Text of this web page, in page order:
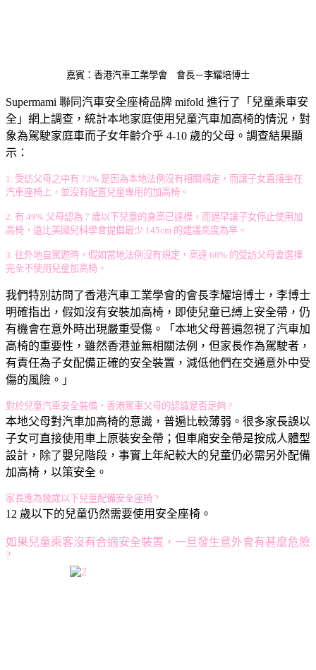
嘉賓：香港汽車工業學會 會長－李耀培博士
Supermami 聯同汽車安全座椅品牌 mifold 進行了「兒童乘車安
全」網上調查，統計本地家庭使用兒童汽車加高椅的情況，對
象為駕駛家庭車而子女年齡介乎 4-10 歲的父母。調查結果顯
示：
1. 受訪父母之中有 73% 是因為本地法例沒有相關規定，而讓子女直接坐在
汽車座椅上，並沒有配置兒童專用的加高椅。
2. 有 49% 父母認為 7 歲以下兒童的身高已達標，而過早讓子女停止使用加
高椅，遠比美國兒科學會提倡最少 145cm 的建議高度為早。
3. 往外地自駕遊時，假如當地法例沒有規定，高達 68% 的受訪父母會選擇
完全不使用兒童加高椅。
我們特別訪問了香港汽車工業學會的會長李耀培博士，李博士
明確指出，假如沒有安裝加高椅，即使兒童已縛上安全帶，仍
有機會在意外時出現嚴重受傷。「本地父母普遍忽視了汽車加
高椅的重要性，雖然香港並無相關法例，但家長作為駕駛者，
有責任為子女配備正確的安全裝置，減低他們在交通意外中受
傷的風險。」
對於兒童汽車安全裝備，香港駕車父母的認識是否足夠 ?
本地父母對汽車加高椅的意識，普遍比較薄弱。很多家長誤以
子女可直接使用車上原裝安全帶；但車廂安全帶是按成人體型
設計，除了嬰兒階段，事實上年紀較大的兒童仍必需另外配備
加高椅，以策安全。
家長應為幾歲以下兒童配備安全座椅 ?
12 歲以下的兒童仍然需要使用安全座椅。
如果兒童乘客沒有合適安全裝置，一旦發生意外會有甚麼危險
?